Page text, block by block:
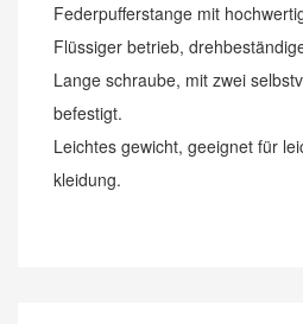
Federpufferstange mit
Flüssiger betrieb,
Lange schraube, mit zwei
befestigt.
Leichtes gewicht, geeignet für
kleidung.